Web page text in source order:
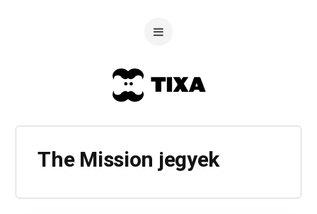
The Mission jegyek